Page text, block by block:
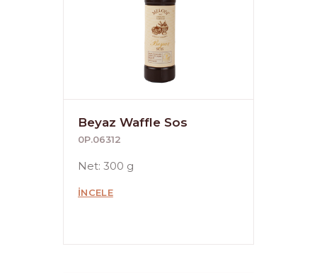
Beyaz Waffle Sos
0P.06312
Net: 300 g
İNCELE